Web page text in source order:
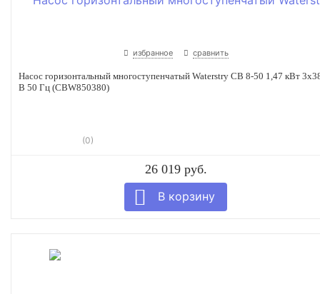
избранное сравнить
Насос горизонтальный многоступенчатый Waterstry CB 8-50 1,47 кВт
В 50 Гц (CBW850380)
(0)
26 019 руб.